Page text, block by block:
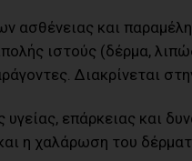
ασθένειας και
ιστούς (δέρμα,
Διακρίνεται
επάρκειας και
η χαλάρωση του